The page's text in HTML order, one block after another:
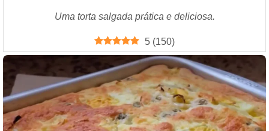
Uma torta salgada prática e deliciosa.
5 (150)